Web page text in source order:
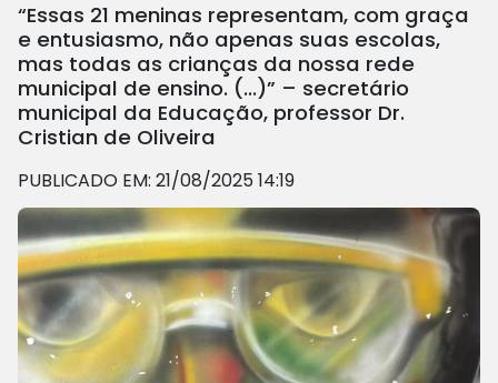
“Essas 21 meninas representam, com graça
e entusiasmo, não apenas suas escolas,
mas todas as crianças da nossa rede
municipal de ensino. (...)” – secretário
municipal da Educação, professor Dr.
Cristian de Oliveira
PUBLICADO EM: 21/08/2025 14:19